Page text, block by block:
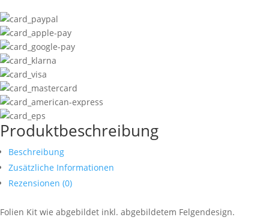
Produktbeschreibung
Beschreibung
Zusätzliche Informationen
Rezensionen (0)
Folien Kit wie abgebildet inkl. abgebildetem Felgendesign.